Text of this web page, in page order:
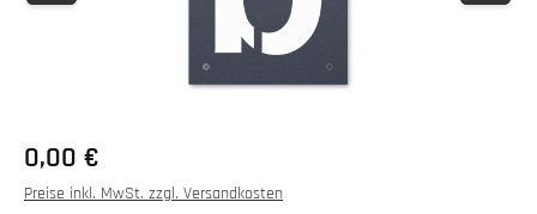
0,00 €
Preise inkl. MwSt. zzgl. Versandkosten